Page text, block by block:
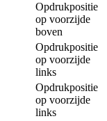
Opdrukpositie
op voorzijde
boven
Opdrukpositie
op voorzijde
links
Opdrukpositie
op voorzijde
links